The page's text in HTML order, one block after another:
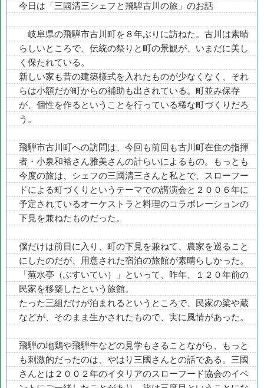
今日は「三國清三シェフと飛騨古川の旅」のお話
岐阜県の飛騨市古川町を８年ぶりに訪ねた。古川は素晴
らしいところで、伝統の祭りと町の景観が、いまだに美し
く保たれている。
新しい家も昔の建築様式を入れたものが少なくなく、それ
らは小額だが町からの補助も出されている。町並み保存
が、個性を作るということを行っている稀な町づくりだろ
う。
飛騨市古川町への訪問は、今回も前回も古川町在住の指揮
者・小泉和裕さん雅美さんの計らいによるもの。もっとも
今度の旅は、シェフの三國清三さんと私とで、スローフー
ドによる町づくりというテーマでの講演会と２００６年に
予定されているオーケストラと料理のコラボレーションの
下見を兼ねたものだった。
僕だけは前日に入り、町の下見を兼ねて、農家を巡ること
にしたのだが、用意された宿泊の旅館が素晴らしかった。
「蕪水亭（ぶすいてい）」といって、昨年、１２０年前の
民家を移築したという旅館。
たった三組だけが泊まれるというところで、民家の梁や蔵
などが、そのまま生かされたもので、実に風情があった。
飛騨の地鶏や飛騨牛などの見学もさることながら、もっと
も刺激的だったのは、やはり三國さんとの話である。三國
さんとは２００２年のイタリアのスローフード協会のイベ